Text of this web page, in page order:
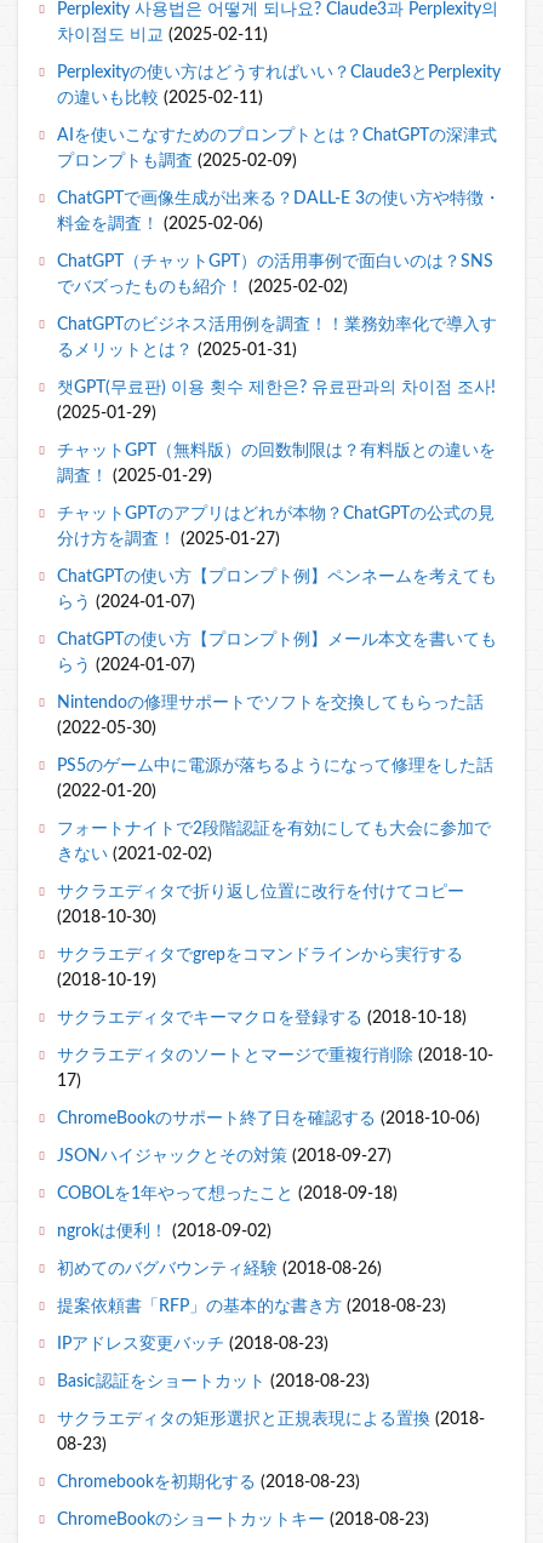
Perplexity 사용법은 어떻게 되나요? Claude3과 Perplexity의
차이점도 비교 (2025-02-11)
Perplexityの使い方はどうすればいい？Claude3とPerplexity
の違いも比較 (2025-02-11)
AIを使いこなすためのプロンプトとは？ChatGPTの深津式
プロンプトも調査 (2025-02-09)
ChatGPTで画像生成が出来る？DALL-E 3の使い方や特徴・
料金を調査！
(2025-02-06)
ChatGPT（チャットGPT）の活用事例で面白いのは？SNS
でバズったものも紹介！
(2025-02-02)
ChatGPTのビジネス活用例を調査！！業務効率化で導入す
るメリットとは？ (2025-01-31)
챗GPT(무료판) 이용 횟수 제한은? 유료판과의 차이점 조사!
(2025-01-29)
チャットGPT（無料版）の回数制限は？有料版との違いを
調査！
(2025-01-29)
チャットGPTのアプリはどれが本物？ChatGPTの公式の見
分け方を調査！
(2025-01-27)
ChatGPTの使い方【プロンプト例】ペンネームを考えても
らう (2024-01-07)
ChatGPTの使い方【プロンプト例】メール本文を書いても
らう (2024-01-07)
Nintendoの修理サポートでソフトを交換してもらった話
(2022-05-30)
PS5のゲーム中に電源が落ちるようになって修理をした話
(2022-01-20)
フォートナイトで2段階認証を有効にしても大会に参加で
きない (2021-02-02)
サクラエディタで折り返し位置に改行を付けてコピー
(2018-10-30)
サクラエディタでgrepをコマンドラインから実行する
(2018-10-19)
サクラエディタでキーマクロを登録する (2018-10-18)
サクラエディタのソートとマージで重複行削除 (2018-10-
17)
ChromeBookのサポート終了日を確認する (2018-10-06)
JSONハイジャックとその対策 (2018-09-27)
COBOLを1年やって想ったこと (2018-09-18)
ngrokは便利！ (2018-09-02)
初めてのバグバウンティ経験 (2018-08-26)
提案依頼書「RFP」の基本的な書き方 (2018-08-23)
IPアドレス変更バッチ (2018-08-23)
Basic認証をショートカット (2018-08-23)
サクラエディタの矩形選択と正規表現による置換 (2018-
08-23)
Chromebookを初期化する (2018-08-23)
ChromeBookのショートカットキー (2018-08-23)